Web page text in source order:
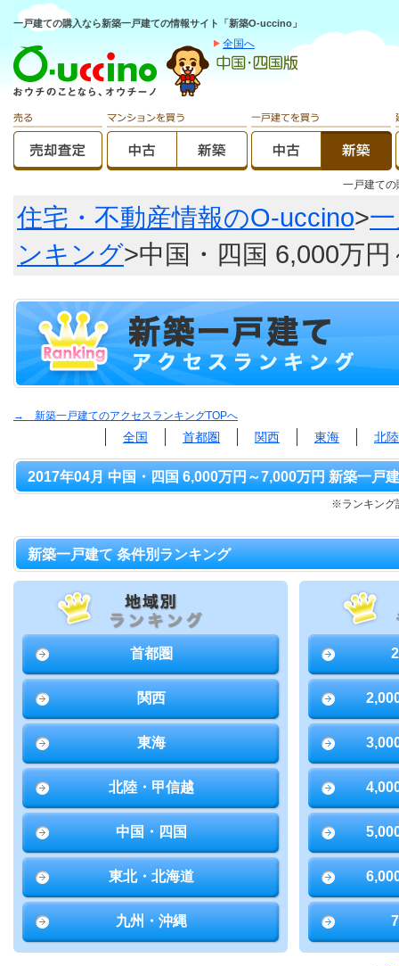
一戸建ての購入なら新築一戸建ての情報サイト「新築O-uccino」
全国へ
一戸建て
住宅・不動産情報のO-uccino>
ンキング>中国・四国 6,000万
→ 新築一戸建てのアクセスランキングTOPへ
全国 首都圏 関西 東海 北
2017年04月 中国・四国 6,000万円～7,000万円 新築一戸
※ランキング
新築一戸建て 条件別ランキング
首都圏
関西
東海
北陸・甲信越
中国・四国
東北・北海道
九州・沖縄